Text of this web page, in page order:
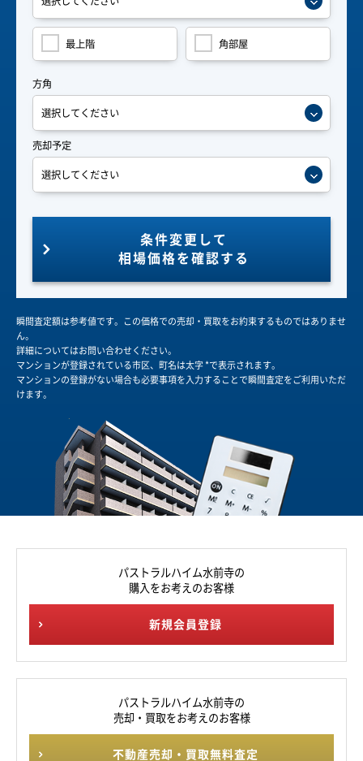
最上階 角部屋
方角
売却予定
条件変更して
相場価格を確認する
瞬間査定額は参考値です。この価格での売却・買取をお約束するものではありませ
ん。
詳細についてはお問い合わせください。
マンションが登録されている市区、町名は太字 *で表示されます。
マンションの登録がない場合も必要事項を入力することで瞬間査定をご利用いただ
けます。
パストラルハイム水前寺の
購入をお考えのお客様
新規会員登録
パストラルハイム水前寺の
売却・買取をお考えのお客様
不動産売却・買取無料査定